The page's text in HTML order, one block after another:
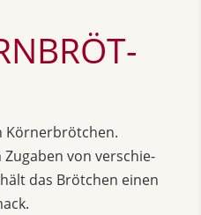
Kör­ner­bröt­chen.
von ver­schie­
das Bröt­chen einen